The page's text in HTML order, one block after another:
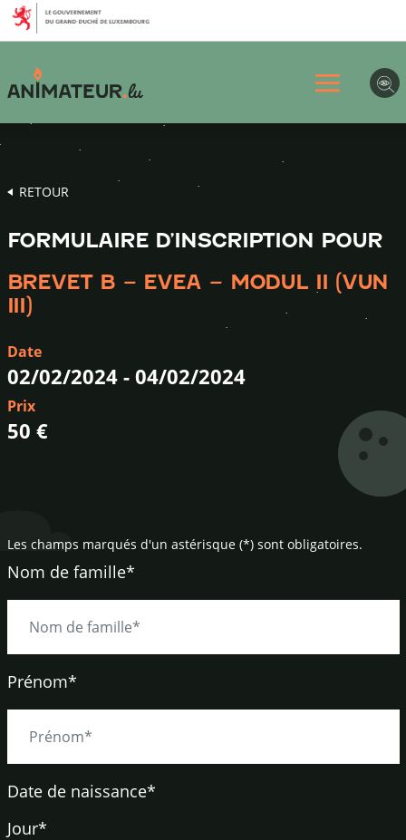
Aller
au
menu
principal
Aller
au
contenu
Aller
au
pied
page
RETOUR
FORMULAIRE D’INSCRIPTION POUR
BREVET B – EVEA – MODUL II (VUN
III)
Date
02/02/2024 - 04/02/2024
Prix
50 €
Les champs marqués d'un astérisque (*) sont obligatoires.
Nom de famille*
Prénom*
Date de naissance*
Jour*